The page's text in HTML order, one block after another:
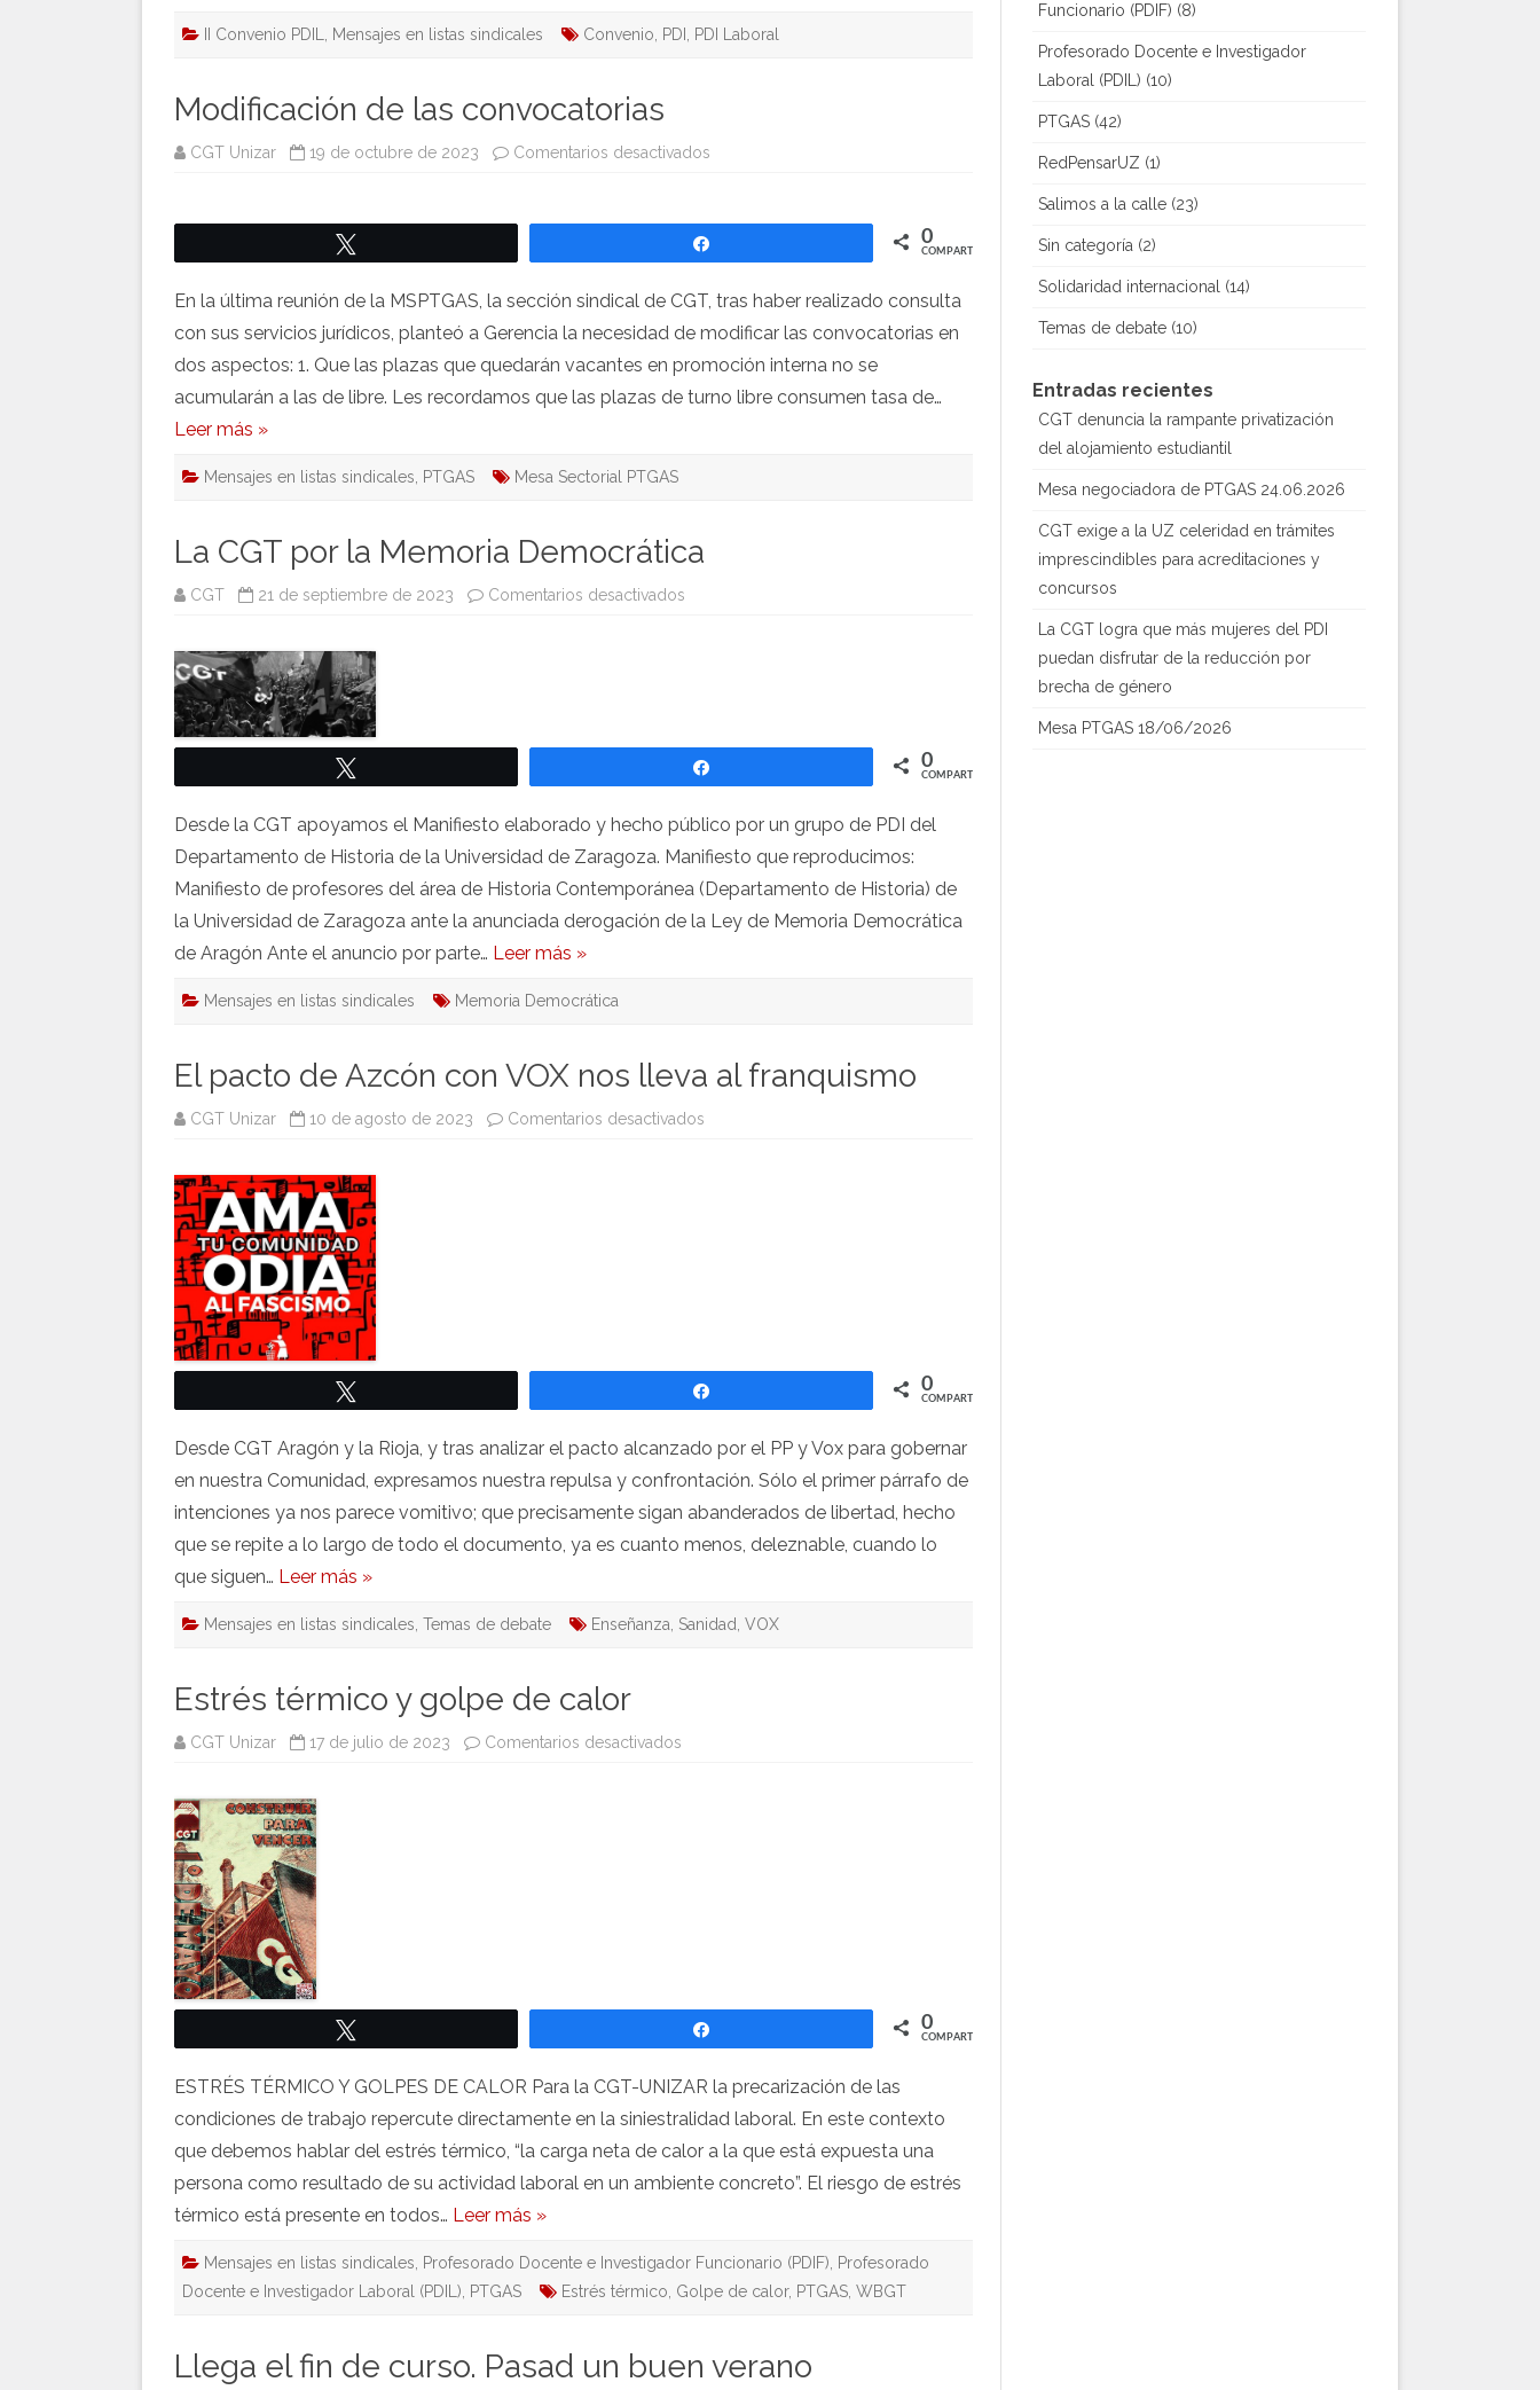
II Convenio PDIL, Mensajes en listas sindicales Convenio, PDI , PDI Laboral
Modificación de las convocatorias
CGT Unizar 19 de octubre de 2023 Comentarios desactivados
0
COMPARTIR
En la última reunión de la MSPTGAS, la sección sindical de CGT, tras haber realizado consulta
con sus servicios jurídicos, planteó a Gerencia la necesidad de modificar las convocatorias en
dos aspectos: 1. Que las plazas que quedarán vacantes en promoción interna no se
acumularán a las de libre. Les recordamos que las plazas de turno libre consumen tasa de…
Leer más »
Mensajes en listas sindicales, PTGAS Mesa Sectorial PTGAS
La CGT por la Memoria Democrática
CGT 21 de septiembre de 2023 Comentarios desactivados
0
COMPARTIR
Desde la CGT apoyamos el Manifiesto elaborado y hecho público por un grupo de PDI del
Departamento de Historia de la Universidad de Zaragoza. Manifiesto que reproducimos:
Manifiesto de profesores del área de Historia Contemporánea (Departamento de Historia) de
la Universidad de Zaragoza ante la anunciada derogación de la Ley de Memoria Democrática
de Aragón Ante el anuncio por parte… Leer más »
Mensajes en listas sindicales Memoria Democrática
El pacto de Azcón con VOX nos lleva al franquismo
CGT Unizar 10 de agosto de 2023 Comentarios desactivados
0
COMPARTIR
Desde CGT Aragón y la Rioja, y tras analizar el pacto alcanzado por el PP y Vox para gobernar
en nuestra Comunidad, expresamos nuestra repulsa y confrontación. Sólo el primer párrafo de
intenciones ya nos parece vomitivo; que precisamente sigan abanderados de libertad, hecho
que se repite a lo largo de todo el documento, ya es cuanto menos, deleznable, cuando lo
que siguen… Leer más »
Mensajes en listas sindicales Temas de debate Enseñanza Sanidad VOX
Estrés térmico y golpe de calor
CGT Unizar 17 de julio de 2023 Comentarios desactivados
0
COMPARTIR
ESTRÉS TÉRMICO Y GOLPES DE CALOR Para la CGT-UNIZAR la precarización de las
condiciones de trabajo repercute directamente en la siniestralidad laboral. En este contexto
que debemos hablar del estrés térmico, “la carga neta de calor a la que está expuesta una
persona como resultado de su actividad laboral en un ambiente concreto”. El riesgo de estrés
térmico está presente en todos… Leer más »
Mensajes en listas sindicales Profesorado Docente e Investigador Funcionario (PDIF)
Profesorado
Docente e Investigador Laboral (PDIL)
PTGAS Estrés térmico Golpe de calor, PTGAS WBGT
Llega el fin de curso. Pasad un buen verano
Funcionario (PDIF) (8)
Profesorado Docente e Investigador
Laboral (PDIL) (10)
PTGAS(42)
RedPensarUZ (1)
Salimos a la calle(23)
Sin categoría(2)
Solidaridad internacional(14)
Temas de debate(10)
Entradas recientes
CGT denuncia la rampante privatización
del alojamiento estudiantil
Mesa negociadora de PTGAS 24.06.2026
CGT exige a la UZ celeridad en trámites
imprescindibles para acreditaciones y
concursos
La CGT logra que más mujeres del PDI
puedan disfrutar de la reducción por
brecha de género
Mesa PTGAS 18/06/2026